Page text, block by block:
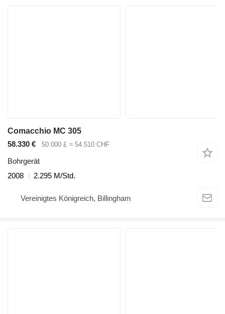
Comacchio MC 305
58.330 €
50.000 £ ≈ 54.510 CHF
Bohrgerät
2008
2.295 M/Std.
Vereinigtes Königreich, Billingham